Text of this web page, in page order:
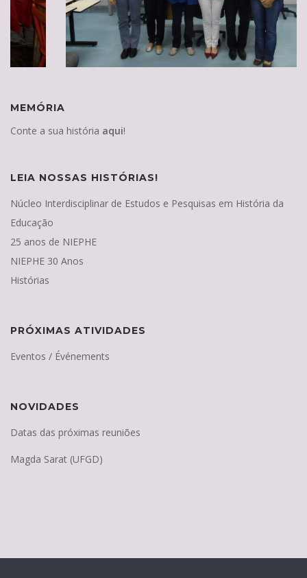
MEMÓRIA
Conte a sua história aqui!
LEIA NOSSAS HISTÓRIAS!
Núcleo Interdisciplinar de Estudos e Pesquisas em História da
Educação
25 anos de NIEPHE
NIEPHE 30 Anos
Histórias
PRÓXIMAS ATIVIDADES
Eventos / Événements
NOVIDADES
Datas das próximas reuniões
Magda Sarat (UFGD)